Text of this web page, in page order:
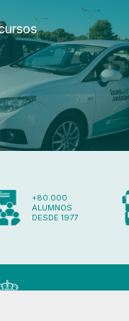
+80.000
ALUMNOS
DESDE 1977